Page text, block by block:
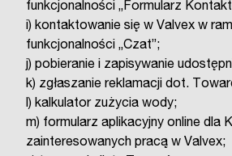
funkcjonalności „Formularz
i) kontaktowanie się w Valvex w
funkcjonalności „Czat”;
j) pobieranie i zapisywanie
k) zgłaszanie reklamacji dot.
l) kalkulator zużycia wody;
m) formularz aplikacyjny online dla
zainteresowanych pracą w Valvex;